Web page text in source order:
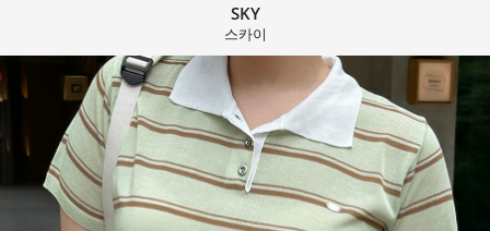
SKY
스카이